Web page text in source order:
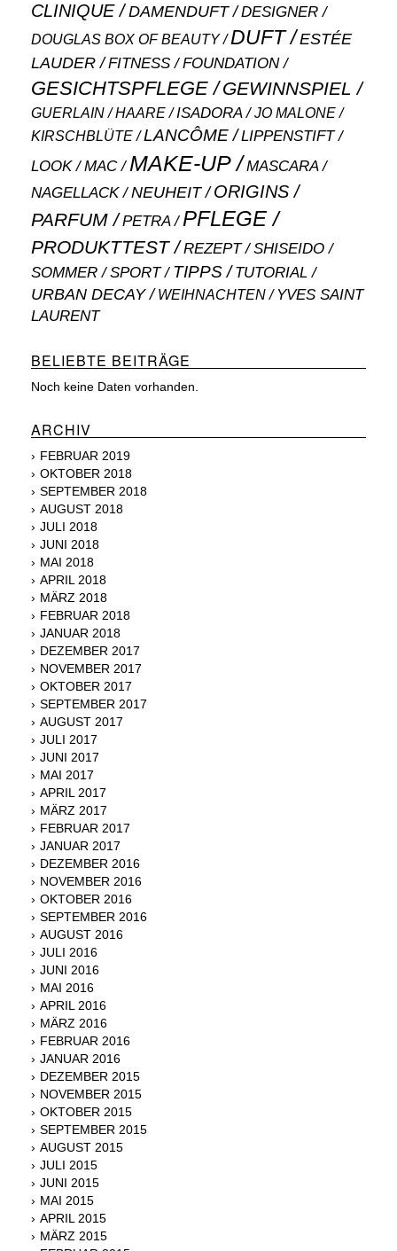
CLINIQUE DAMENDUFT DESIGNER
DOUGLAS BOX OF BEAUTY DUFT
ESTÉE
LAUDER
FITNESS FOUNDATION
GESICHTSPFLEGE GEWINNSPIEL
GUERLAIN HAARE ISADORA JO MALONE
KIRSCHBLÜTE LANCÔME LIPPENSTIFT
LOOK MAC MAKE-UP MASCARA
NAGELLACK NEUHEIT ORIGINS
PARFUM PETRA PFLEGE
PRODUKTTEST REZEPT SHISEIDO
SOMMER SPORT TIPPS TUTORIAL
URBAN DECAY WEIHNACHTEN
YVES SAINT
LAURENT
BELIEBTE BEITRÄGE
Noch keine Daten vorhanden.
ARCHIV
FEBRUAR 2019
OKTOBER 2018
SEPTEMBER 2018
AUGUST 2018
JULI 2018
JUNI 2018
MAI 2018
APRIL 2018
MÄRZ 2018
FEBRUAR 2018
JANUAR 2018
DEZEMBER 2017
NOVEMBER 2017
OKTOBER 2017
SEPTEMBER 2017
AUGUST 2017
JULI 2017
JUNI 2017
MAI 2017
APRIL 2017
MÄRZ 2017
FEBRUAR 2017
JANUAR 2017
DEZEMBER 2016
NOVEMBER 2016
OKTOBER 2016
SEPTEMBER 2016
AUGUST 2016
JULI 2016
JUNI 2016
MAI 2016
APRIL 2016
MÄRZ 2016
FEBRUAR 2016
JANUAR 2016
DEZEMBER 2015
NOVEMBER 2015
OKTOBER 2015
SEPTEMBER 2015
AUGUST 2015
JULI 2015
JUNI 2015
MAI 2015
APRIL 2015
MÄRZ 2015